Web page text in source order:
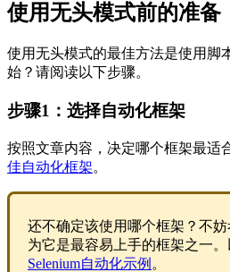
使用无头模式前的准备
使用无头模式的最佳方法是使用脚
始？请阅读以下步骤。
步骤1：选择自动化框架
按照文章内容，决定哪个框架最适
佳自动化框架。
还不确定该使用哪个框架？不妨
为它是最容易上手的框架之一。
Selenium自动化示例 。